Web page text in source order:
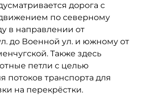
дорога с
по северному
в направлении от
до Военной ул. и южному от
Также здесь
петли с целью
потоков транспорта для
на перекрёстки.